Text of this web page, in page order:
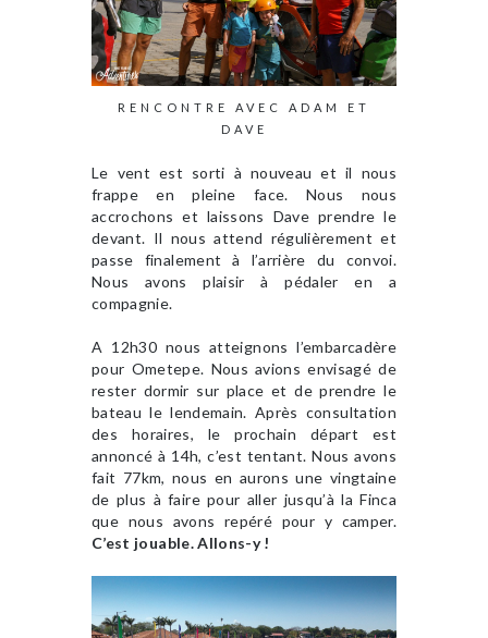
RENCONTRE AVEC ADAM ET
DAVE
Le vent est sorti à nouveau et il nous
frappe en pleine face. Nous nous
accrochons et laissons Dave prendre le
devant. Il nous attend régulièrement et
passe finalement à l’arrière du convoi.
Nous avons plaisir à pédaler en a
compagnie.
A 12h30 nous atteignons l’embarcadère
pour Ometepe. Nous avions envisagé de
rester dormir sur place et de prendre le
bateau le lendemain. Après consultation
des horaires, le prochain départ est
annoncé à 14h, c’est tentant. Nous avons
fait 77km, nous en aurons une vingtaine
de plus à faire pour aller jusqu’à la Finca
que nous avons repéré pour y camper.
C’est jouable. Allons-y !